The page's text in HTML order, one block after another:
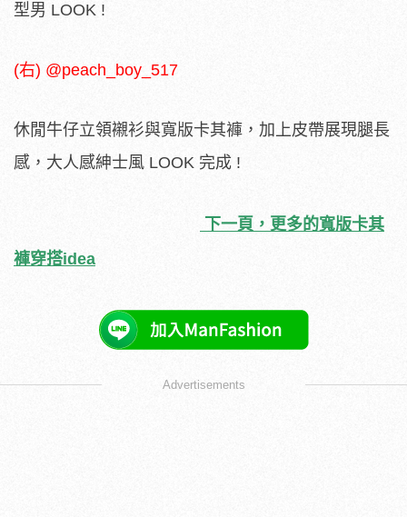
型男 LOOK !
(右) @peach_boy_517
休閒牛仔立領襯衫與寬版卡其褲，加上皮帶展現腿長
感，大人感紳士風 LOOK 完成 !
下一頁，更多的寬版卡其
褲穿搭idea
Advertisements